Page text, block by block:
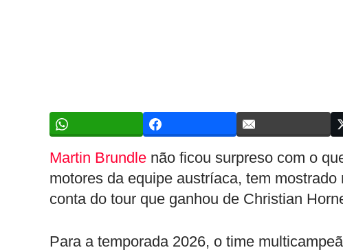
Martin Brundle não ficou surpreso com o
motores da equipe austríaca, tem
conta do tour que ganhou de Christian
Para a temporada 2026, o time